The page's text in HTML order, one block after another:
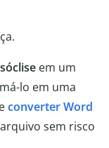
em um
lo em uma
converter Word
sem risco